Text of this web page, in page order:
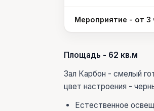
Мероприятие - от 3
Площадь - 62 кв.м
Зал Карбон - смелый
цвет настроения -
Естественное